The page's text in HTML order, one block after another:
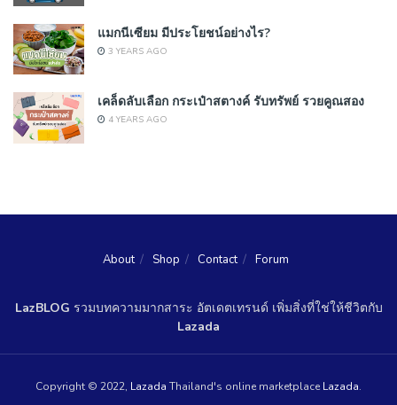
แมกนีเซียม มีประโยชน์อย่างไร?
3 YEARS AGO
เคล็ดลับเลือก กระเป๋าสตางค์ รับทรัพย์ รวยคูณสอง
4 YEARS AGO
About Shop Contact Forum
LazBLOG รวมบทความมากสาระ อัตเดตเทรนด์ เพิ่มสิ่งที่ใช่ให้ชีวิตกับ
Lazada
Copyright © 2022, Lazada Thailand's online marketplace Lazada.